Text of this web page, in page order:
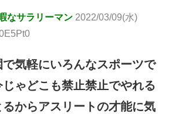
なサラリーマン 2022/03/09(水)
気軽にいろんなスポーツで
ゃどこも禁止禁止でやれる
るからアスリートの才能に気